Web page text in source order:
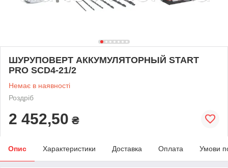
ШУРУПОВЕРТ АККУМУЛЯТОРНЫЙ START
PRO SCD4-21/2
Немає в наявності
Роздріб
2 452,50 ₴
Опис Характеристики Доставка Оплата Умови